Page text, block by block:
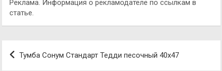
Реклама. Информация о рекламодателе по ссылкам в
статье.
Навигация
по
Тумба Сонум Стандарт Тедди песочный 40х47